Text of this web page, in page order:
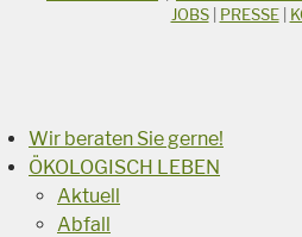
JOBS| PRESSE|
Wir beraten Sie gerne!
ÖKOLOGISCH LEBEN
Aktuell
Abfall